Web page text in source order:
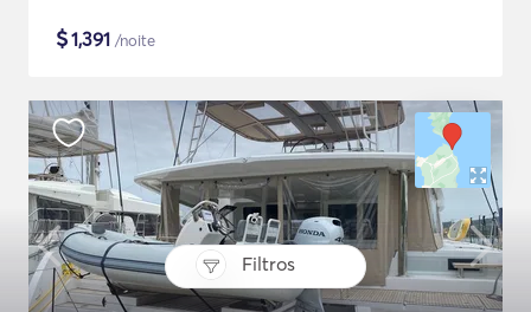
Filtros
$1,391 /noite